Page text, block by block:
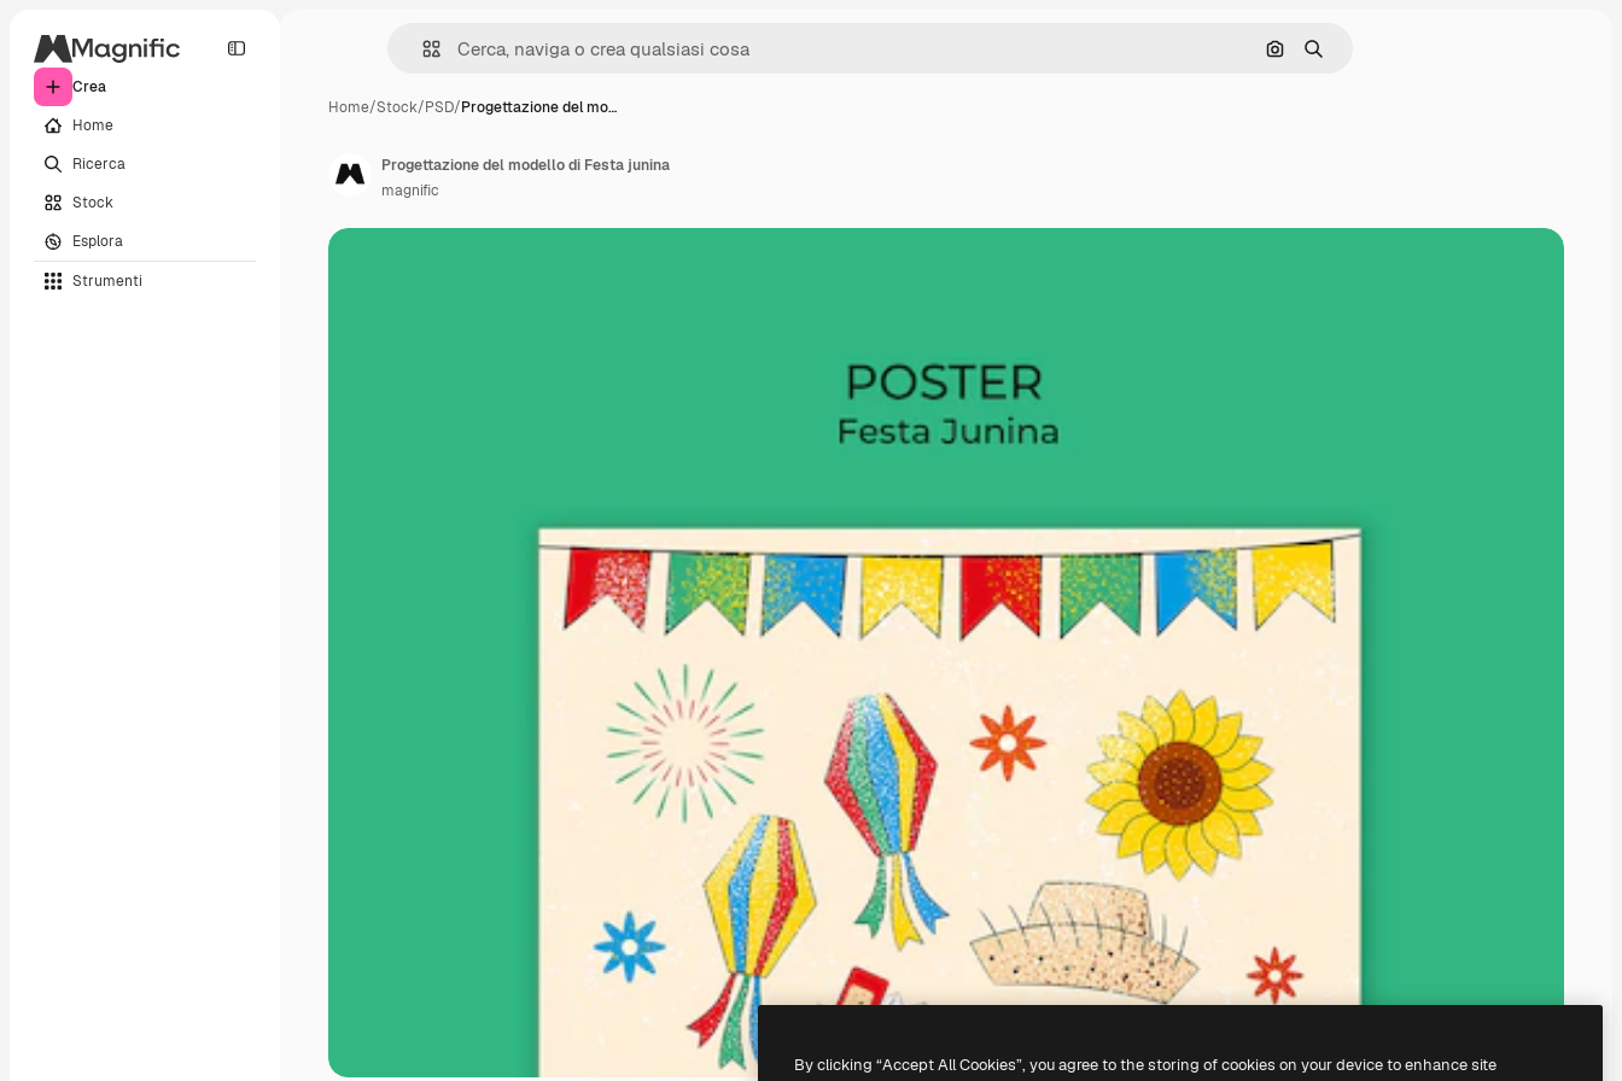
Crea
Home
Ricerca
Stock
Esplora
Strumenti
Cerca per immagine
Ricerca
Home/Stock/PSD/Progettazione del mo…
Progettazione del modello di Festa junina
magnific
By clicking “Accept All Cookies”, you agree to the storing of cookies on your device to enhance site